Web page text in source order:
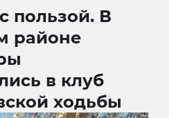
пользой. В
районе
в клуб
ходьбы